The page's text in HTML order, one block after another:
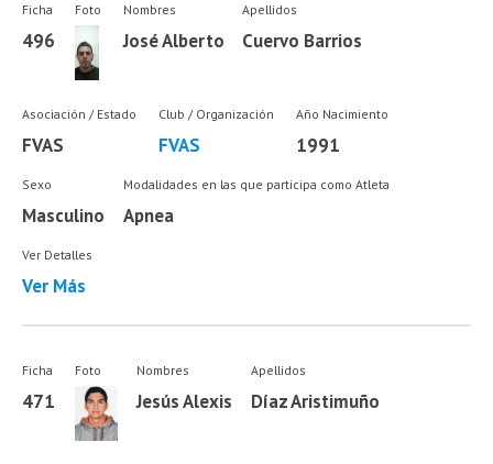
Ficha
496
Foto Nombres
José Alberto
Apellidos
Cuervo Barrios
Asociación / Estado
FVAS
Club / Organización
FVAS
Año Nacimiento
1991
Sexo
Masculino
Modalidades en las que participa como Atleta
Apnea
Ver Detalles
Ver Más
Ficha
471
Foto Nombres
Jesús Alexis
Apellidos
Díaz Aristimuño